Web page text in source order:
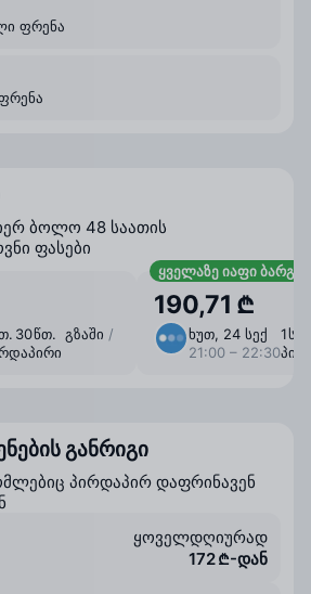
ფრენა
ბოლო 48 საათის
ფასები
30 ⁠წთ. გზაში /
ყველაზე იაფი
190,71 ₾
ხუთ, 24 სექ
21:00 – 22:30
1
განრიგი
პირდაპირ დაფრინავენ
ყოველდღიურად
172 ₾-დან